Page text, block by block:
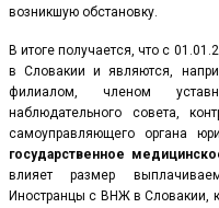
возникшую обстановку.
В итоге получается, что с
в Словакии и являются,
филиалом, членом
наблюдательного совета,
самоуправляющего органа
государственное
влияет размер
Иностранцы с ВНЖ в Словакии,